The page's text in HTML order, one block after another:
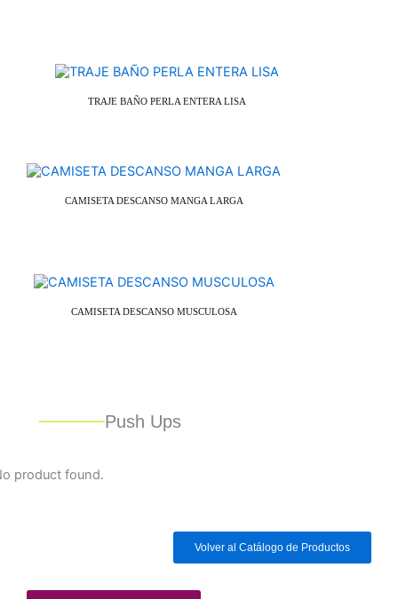
TRAJE BAÑO PERLA ENTERA LISA
CAMISETA DESCANSO MANGA LARGA
CAMISETA DESCANSO MUSCULOSA
Push Ups
product found.
Volver al Catálogo de Productos